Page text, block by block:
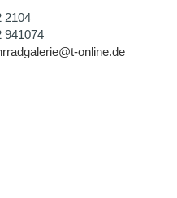
2104
941074
online.de